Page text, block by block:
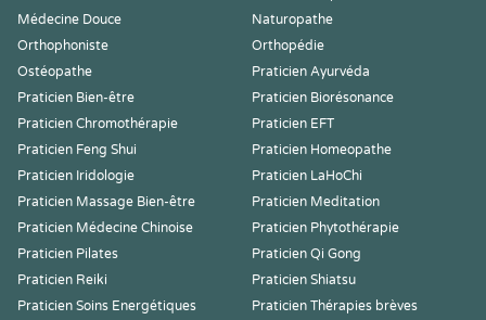
Médecine Douce
Naturopathe
Orthophoniste
Orthopédie
Ostéopathe
Praticien Ayurvéda
Praticien Bien-être
Praticien Biorésonance
Praticien Chromothérapie
Praticien EFT
Praticien Feng Shui
Praticien Homeopathe
Praticien Iridologie
Praticien LaHoChi
Praticien Massage Bien-être
Praticien Meditation
Praticien Médecine Chinoise
Praticien Phytothérapie
Praticien Pilates
Praticien Qi Gong
Praticien Reiki
Praticien Shiatsu
Praticien Soins Energétiques
Praticien Thérapies brèves